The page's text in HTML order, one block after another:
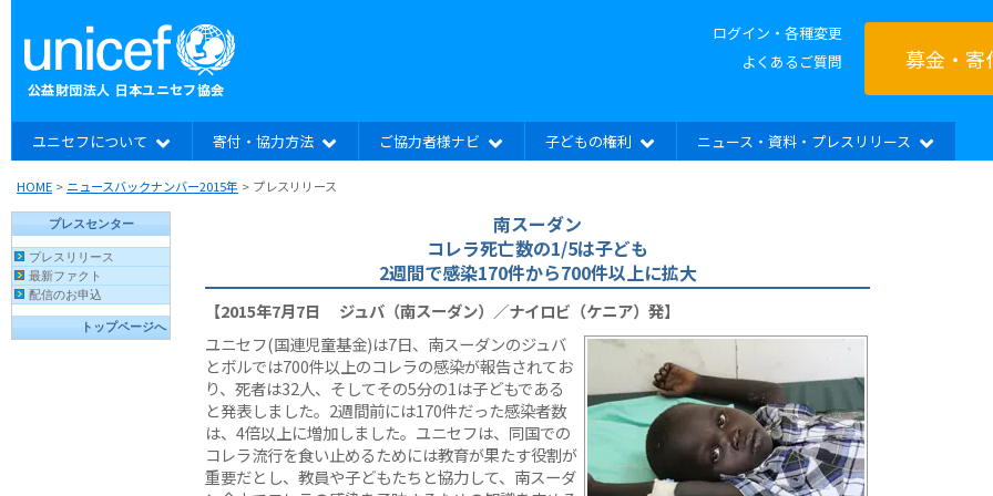
ログイン・各種変更
よくあるご質問
募金・寄
ユニセフについて 寄付・協力方法 ご協力者様ナビ 子どもの権利 ニュース・資料・プレスリリース
HOME > ニュースバックナンバー2015年 > プレスリリース
南スーダン
コレラ死亡数の1/5は子ども
2週間で感染170件から700件以上に拡大
【2015年7月7日 ジュバ（南スーダン）／ナイロビ（ケニア）発】
ユニセフ(国連児童基金)は7日、南スーダンのジュバ
とボルでは700件以上のコレラの感染が報告されてお
り、死者は32人、そしてその5分の1は子どもである
と発表しました。2週間前には170件だった感染者数
は、4倍以上に増加しました。ユニセフは、同国での
コレラ流行を食い止めるためには教育が果たす役割が
重要だとし、教員や子どもたちと協力して、南スーダ